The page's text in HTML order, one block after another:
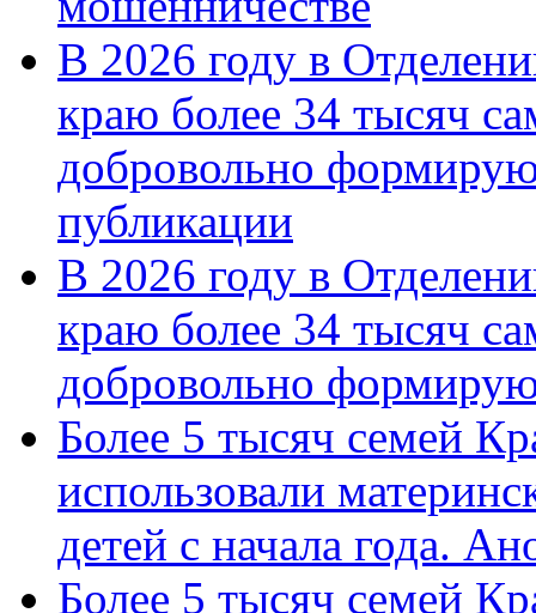
В 2026 году в
краю более 34 тысяч
добровольно
публикации
В 2026 году в
краю более 34 тысяч
добровольно
Более 5 тысяч семей
использовали
детей с начала года.
Более 5 тысяч семей